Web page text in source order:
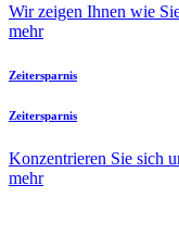
Wir zeigen Ihnen wie
mehr
Zeitersparnis
Zeitersparnis
Konzentrieren Sie sich
mehr